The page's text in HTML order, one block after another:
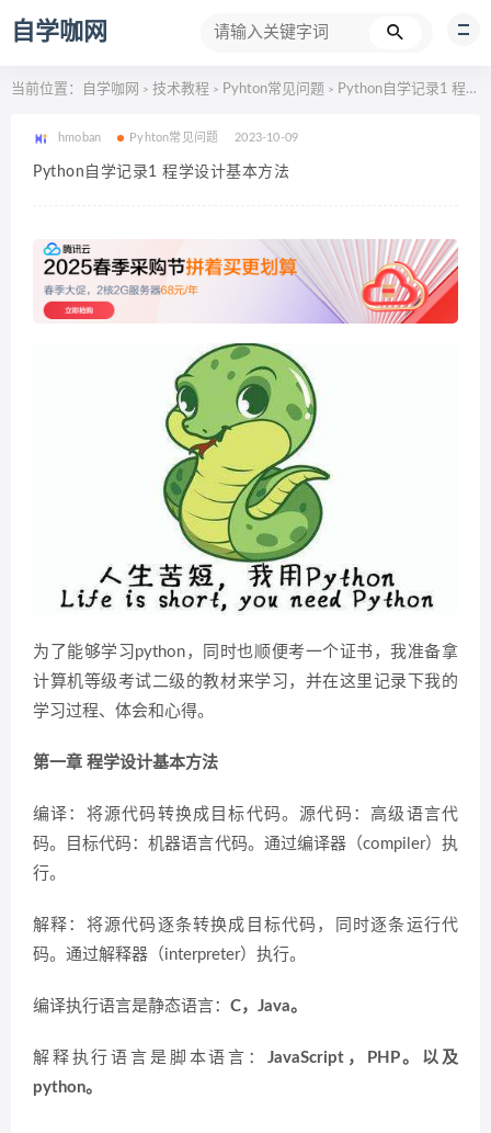
自学咖网
当前位置： 自学咖网 > 技术教程 > Pyhton常见问题 > Python自学记录1 程学设计基本方法
hmoban Pyhton常见问题 2023-10-09
Python自学记录1 程学设计基本方法
为了能够学习python，同时也顺便考一个证书，我准备拿
计算机等级考试二级的教材来学习，并在这里记录下我的
学习过程、体会和心得。
第一章 程学设计基本方法
编译：将源代码转换成目标代码。源代码：高级语言代
码。目标代码：机器语言代码。通过编译器（compiler）执
行。
解释：将源代码逐条转换成目标代码，同时逐条运行代
码。通过解释器（interpreter）执行。
编译执行语言是静态语言： C，Java。
解释执行语言是脚本语言： JavaScript，PHP。以及
python。